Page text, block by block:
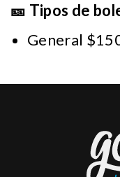
🎫 Tipos de
General